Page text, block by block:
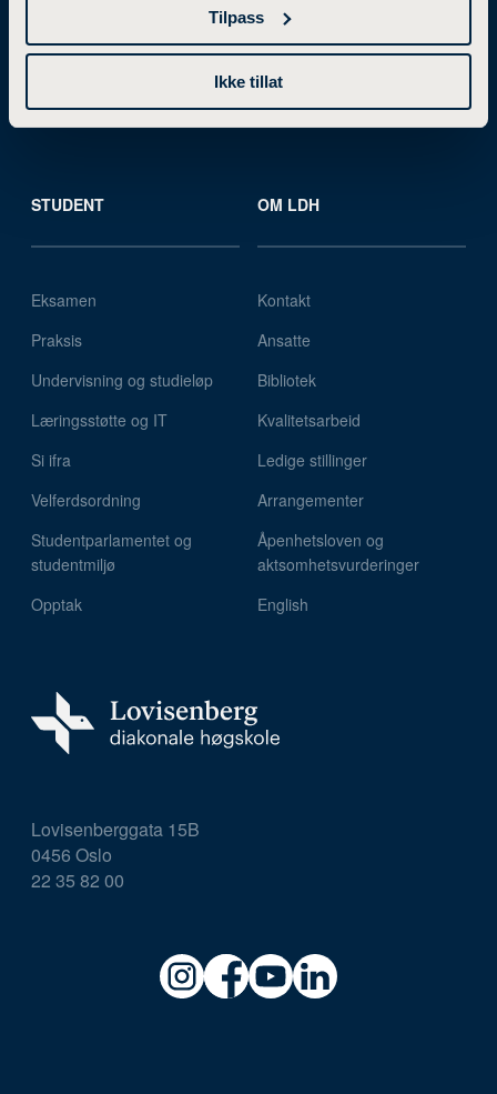
Tilpass
Ikke tillat
Kurs
Samarbeidsprosjekter
STUDENT
Eksamen
Praksis
Undervisning og studieløp
Læringsstøtte og IT
Si ifra
Velferdsordning
Studentparlamentet og
studentmiljø
Opptak
OM LDH
Kontakt
Ansatte
Bibliotek
Kvalitetsarbeid
Ledige stillinger
Arrangementer
Åpenhetsloven og
aktsomhetsvurderinger
English
Lovisenberggata 15B
0456 Oslo
22 35 82 00